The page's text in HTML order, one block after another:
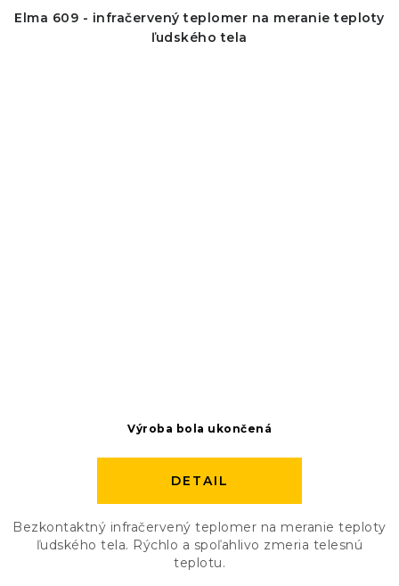
Elma 609 - infračervený teplomer na meranie teploty
ľudského tela
Výroba bola ukončená
DETAIL
Bezkontaktný infračervený teplomer na meranie teploty
ľudského tela. Rýchlo a spoľahlivo zmeria telesnú
teplotu.